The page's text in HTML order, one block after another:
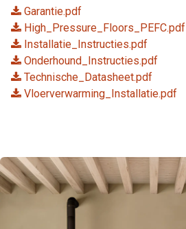
Garantie.pdf
High_Pressure_Floors_PEFC.pdf
Installatie_Instructies.pdf
Onderhound_Instructies.pdf
Technische_Datasheet.pdf
Vloerverwarming_Installatie.pdf